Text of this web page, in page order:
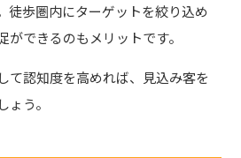
徒歩圏内にターゲットを絞り込め
できるのもメリットです。
て認知度を高めれば、見込み客を
う。